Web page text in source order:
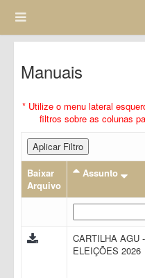
Manuais
* Utilize o menu lateral
filtros sobre as colunas
Aplicar Filtro
Baixar
Arquivo
Assunto
CARTILHA AGU -
ELEIÇÕES 2026